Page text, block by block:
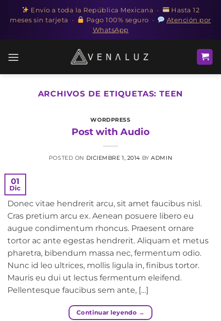
Envío a toda la República Mexicana ·
Hasta 12
meses sin tarjeta ·
Pago 100% seguro ·
Atención por
WhatsApp
ARCHIVOS DE ETIQUETAS:TEEN
WORDPRESS
Post with Audio
POSTED ON DICIEMBRE 1, 2014 BYADMIN
01
Dic
Donec vitae hendrerit arcu, sit amet faucibus nisl.
Cras pretium arcu ex. Aenean posuere libero eu
augue condimentum rhoncus. Praesent ornare
tortor ac ante egestas hendrerit. Aliquam et metus
pharetra, bibendum massa nec, fermentum odio.
Nunc id leo ultrices, mollis ligula in, finibus tortor.
Mauris eu dui ut lectus fermentum eleifend.
Pellentesque faucibus sem ante, […]
Continuar leyendo →